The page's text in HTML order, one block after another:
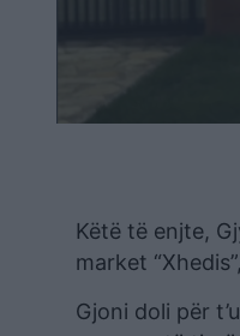
Këtë të enjte,
market
Gjoni doli për